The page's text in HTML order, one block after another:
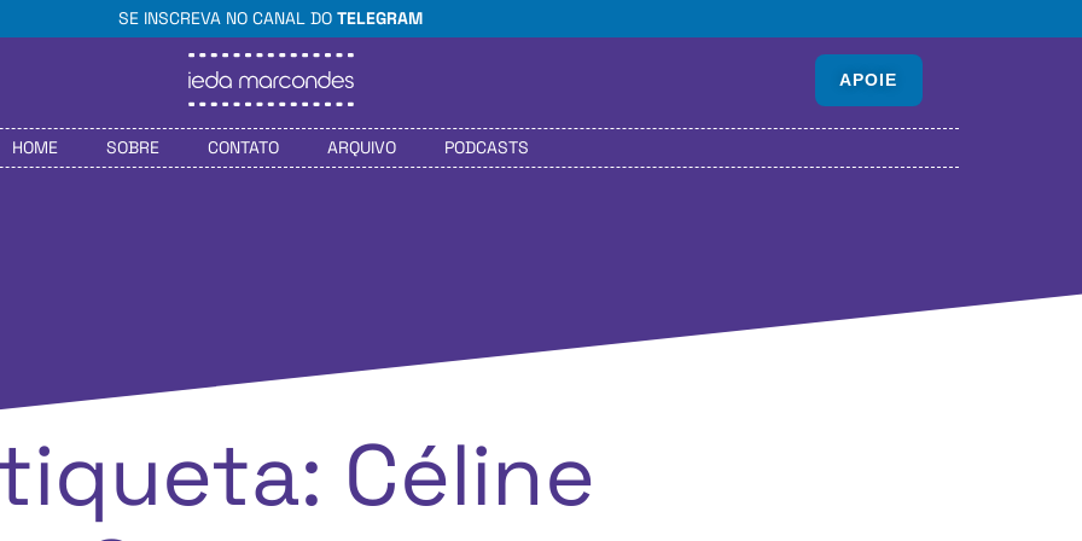
SE INSCREVA NO CANAL DO TELEGRAM
APOIE
HOME SOBRE CONTATO ARQUIVO PODCASTS
Céline